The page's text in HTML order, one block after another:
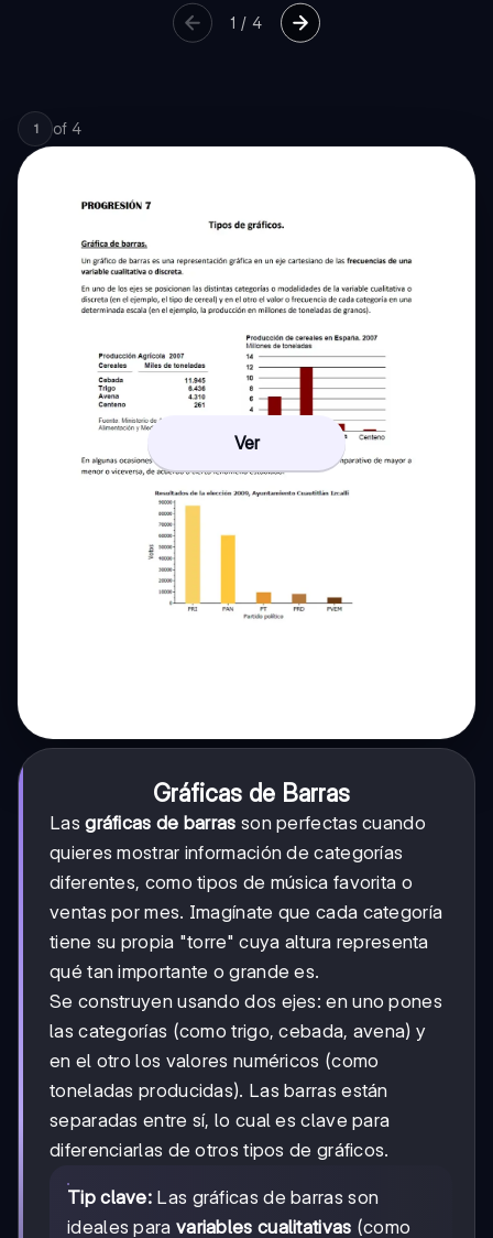
1 /4
1 of 4
Ver
Gráficas de Barras
Lasgráficas de barras son perfectas cuando
quieres mostrar información de categorías
diferentes, como tipos de música favorita o
ventas por mes. Imagínate que cada categoría
tiene su propia "torre" cuya altura representa
qué tan importante o grande es.
Se construyen usando dos ejes: en uno pones
las categorías (como trigo, cebada, avena) y
en el otro los valores numéricos (como
toneladas producidas). Las barras están
separadas entre sí, lo cual es clave para
diferenciarlas de otros tipos de gráficos.
Tip clave: Las gráficas de barras son
ideales para variables cualitativas (como